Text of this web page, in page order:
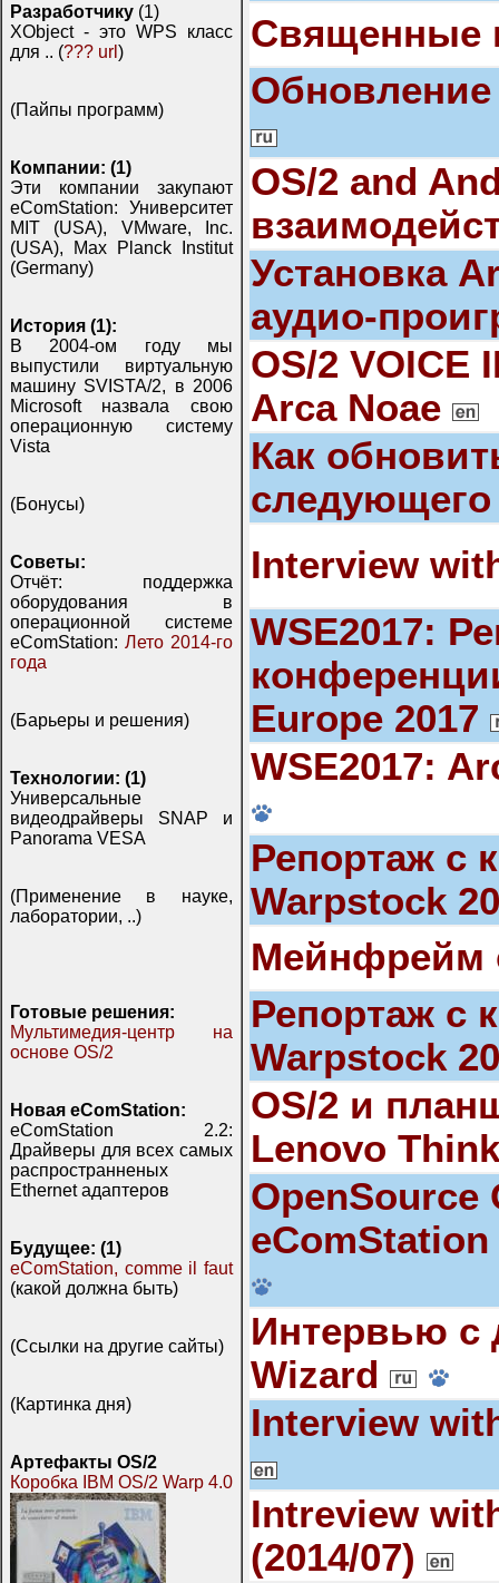
Разработчику (1)
XObject - это WPS класс
для .. (??? url )
(Пайпы программ)
Компании: (1)
Эти компании закупают
eComStation: Университет
MIT (USA), VMware, Inc.
(USA), Max Planck Institut
(Germany)
История (1):
В 2004-ом году мы
выпустили виртуальную
машину SVISTA/2, в 2006
Microsoft назвала свою
операционную систему
Vista
(Бонусы)
Советы:
Отчёт: поддержка
оборудования в
операционной системе
eComStation: Лето 2014-го
года
(Барьеры и решения)
Технологии: (1)
Универсальные
видеодрайверы SNAP и
Panorama VESA
(Применение в науке,
лаборатории, ..)
Готовые решения:
Мультимедия-центр на
основе OS/2
Новая eComStation:
eComStation 2.2:
Драйверы для всех самых
распространненых
Ethernet адаптеров
Будущее: (1)
eComStation, comme il faut
(какой должна быть)
(Ссылки на другие сайты)
(Картинка дня)
Артефакты OS/2
Коробка IBM OS/2 Warp 4.0
Священные
Обновление
OS/2 and
Установка
аудио-
OS/2 VOICE
Arca Noae
Как
следующего
Interview
WSE2017:
Europe 2017
WSE2017:
Репортаж с
Warpstock
Мейнфрейм
Репортаж с
Warpstock
OS/2 и
Lenovo
OpenSource
Интервью с
Wizard
Interview
Intreview
(2014/07)